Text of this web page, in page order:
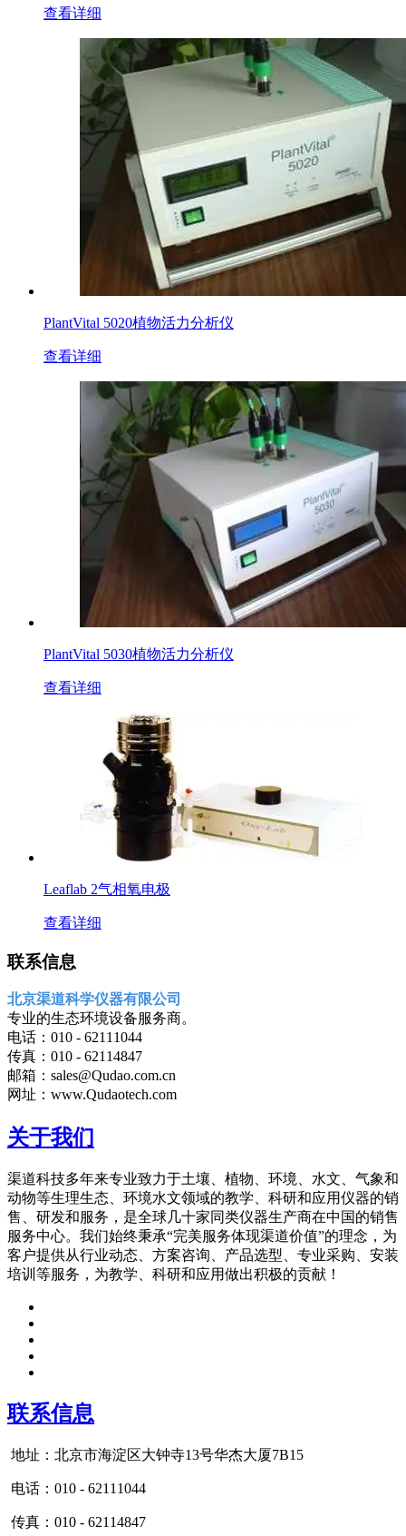
查看详细
PlantVital 5020植物活力分析仪
查看详细
PlantVital 5030植物活力分析仪
查看详细
Leaflab 2气相氧电极
查看详细
联系信息
北京渠道科学仪器有限公司
专业的生态环境设备服务商。
电话：010 - 62111044
传真：010 - 62114847
邮箱：sales@Qudao.com.cn
网址：www.Qudaotech.com
关于我们
渠道科技多年来专业致力于土壤、植物、环境、水文、气象和
动物等生理生态、环境水文领域的教学、科研和应用仪器的销
售、研发和服务，是全球几十家同类仪器生产商在中国的销售
服务中心。我们始终秉承“完美服务体现渠道价值”的理念，为
客户提供从行业动态、方案咨询、产品选型、专业采购、安装
培训等服务，为教学、科研和应用做出积极的贡献！
联系信息
地址：北京市海淀区大钟寺13号华杰大厦7B15
电话：010 - 62111044
传真：010 - 62114847